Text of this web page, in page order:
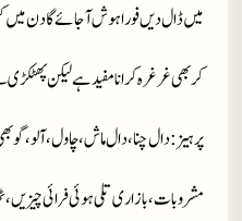
میں ڈال دیں فورا ہوش آجائے گا دن میں کئی
کر بھی غرغرہ کرانا مفید ہے لیکن پھٹکڑی
پر ہیز: دال چنا، دال ماش، چاول، آلو،
مشروبات، بازاری تلی ہوئی فرائی